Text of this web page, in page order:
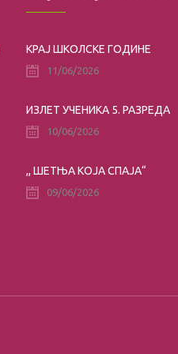
КРАЈ ШКОЛСКЕ ГОДИНЕ
11/06/2026
ИЗЛЕТ УЧЕНИКА 5. РАЗРЕДА
10/06/2026
,, ШЕТЊА КОЈА СПАЈА“
09/06/2026